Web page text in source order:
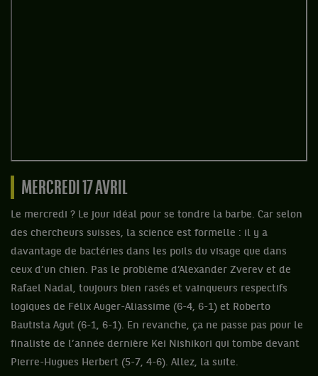
MERCREDI 17 AVRIL
Le mercredi ? Le jour idéal pour se tondre la barbe. Car selon
des chercheurs suisses, la science est formelle : il y a
davantage de bactéries dans les poils du visage que dans
ceux d’un chien. Pas le problème d’Alexander Zverev et de
Rafael Nadal, toujours bien rasés et vainqueurs respectifs
logiques de Félix Auger-Aliassime (6-4, 6-1) et Roberto
Bautista Agut (6-1, 6-1). En revanche, ça ne passe pas pour le
finaliste de l’année dernière Kei Nishikori qui tombe devant
Pierre-Hugues Herbert (5-7, 4-6). Allez, la suite.